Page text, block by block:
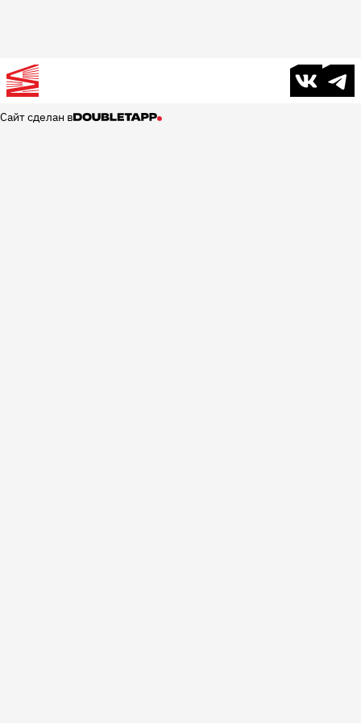
В контакте
Сайт сделан в